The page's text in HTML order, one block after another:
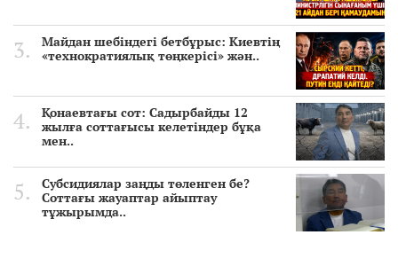
Майдан шебіндегі бетбұрыс: Киевтің
«технократиялық төңкерісі» жән..
Қонаевтағы сот: Садырбайды 12
жылға соттағысы келетіндер бұқа
мен..
Субсидиялар заңды төленген бе?
Соттағы жауаптар айыптау
тұжырымда..